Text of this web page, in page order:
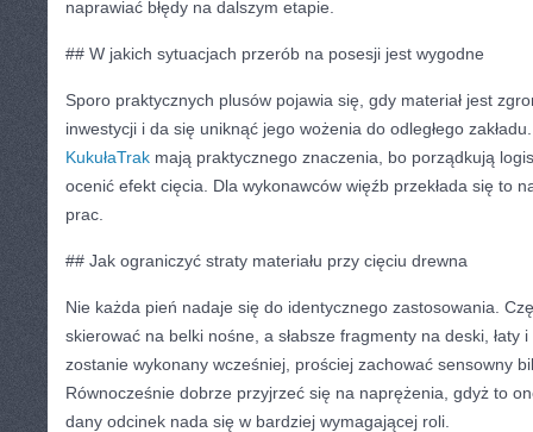
naprawiać błędy na dalszym etapie.
## W jakich sytuacjach przerób na posesji jest wygodne
Sporo praktycznych plusów pojawia się, gdy materiał jest
inwestycji i da się uniknąć jego wożenia do odległego
KukułaTrak mają praktycznego znaczenia, bo porządkują
ocenić efekt cięcia. Dla wykonawców więźb przekłada się to
prac.
## Jak ograniczyć straty materiału przy cięciu drewna
Nie każda pień nadaje się do identycznego zastosowania.
skierować na belki nośne, a słabsze fragmenty na deski, łaty i
zostanie wykonany wcześniej, prościej zachować sensowny
Równocześnie dobrze przyjrzeć się na naprężenia, gdyż to
dany odcinek nada się w bardziej wymagającej roli.